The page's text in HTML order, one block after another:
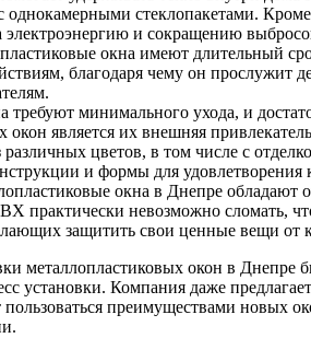
однокамерными стеклопакетами.
и сокращению
окна имеют длительный
благодаря чему он прослужит
требуют минимального ухода, и
окон является их внешняя
цветов, в том числе с
и формы для удовлетворения
окна в Днепре
практически невозможно сломать,
защитить свои ценные вещи от
металлопластиковых окон в
установки. Компания даже
преимуществами новых